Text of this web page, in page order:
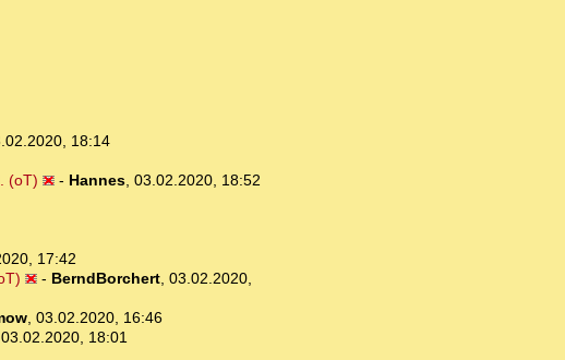
18:14
(oT)
- Hannes, 03.02.2020, 18:52
17:42
- BerndBorchert, 03.02.2020,
, 03.02.2020, 16:46
03.02.2020, 18:01